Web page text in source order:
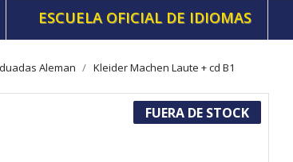
ESCUELA OFICIAL DE IDIOMAS
Aleman Kleider Machen Laute + cd B1
FUERA DE STOCK